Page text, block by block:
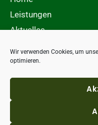
Wir verwenden Cookies, um
optimieren.
Leistungen
Aktuelles
Kontakt
Copyright © 2026